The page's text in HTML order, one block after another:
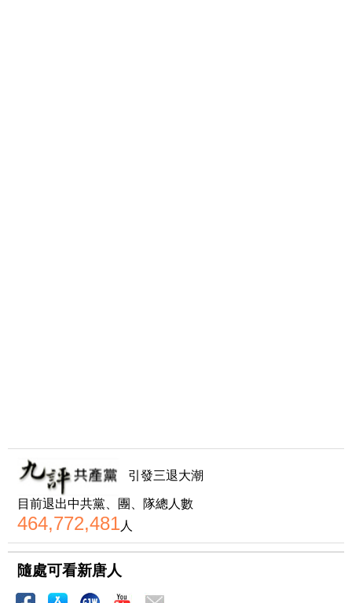
引發三退大潮
目前退出中共黨、團、隊總人數
464,772,481人
隨處可看新唐人